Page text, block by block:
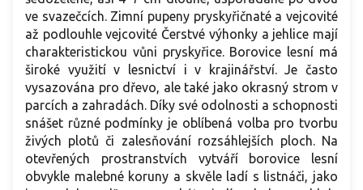
ve svazečcích. Zimní pupeny pryskyřičnaté a vejcovité
až podlouhle vejcovité Čerstvé výhonky a jehlice mají
charakteristickou vůni pryskyřice. Borovice lesní má
široké využití v lesnictví i v krajinářství. Je často
vysazována pro dřevo, ale také jako okrasný strom v
parcích a zahradách. Díky své odolnosti a schopnosti
snášet různé podmínky je oblíbená volba pro tvorbu
živých plotů či zalesňování rozsáhlejších ploch. Na
otevřených prostranstvích vytváří borovice lesní
obvykle malebné koruny a skvěle ladí s listnáči, jako